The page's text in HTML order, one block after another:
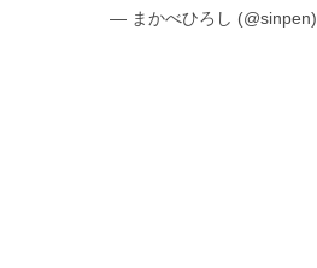
— まかべひろし (@sinpen)